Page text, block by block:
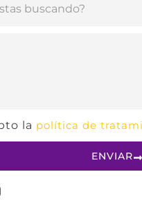
relaciones
las marcas
comportamientos del
la política de
ENVIAR